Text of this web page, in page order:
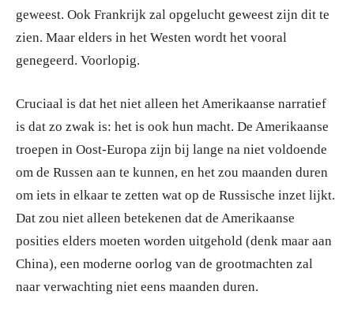
geweest. Ook Frankrijk zal opgelucht geweest zijn dit te
zien. Maar elders in het Westen wordt het vooral
genegeerd. Voorlopig.
Cruciaal is dat het niet alleen het Amerikaanse narratief
is dat zo zwak is: het is ook hun macht. De Amerikaanse
troepen in Oost-Europa zijn bij lange na niet voldoende
om de Russen aan te kunnen, en het zou maanden duren
om iets in elkaar te zetten wat op de Russische inzet lijkt.
Dat zou niet alleen betekenen dat de Amerikaanse
posities elders moeten worden uitgehold (denk maar aan
China), een moderne oorlog van de grootmachten zal
naar verwachting niet eens maanden duren.